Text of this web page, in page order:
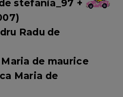
stefania_97 +
Radu de
Maria de maurice
Maria de